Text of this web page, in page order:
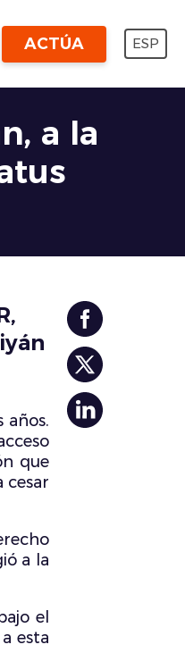
ACTÚA ESP
a la
años.
que
cesar
a la
el
esta